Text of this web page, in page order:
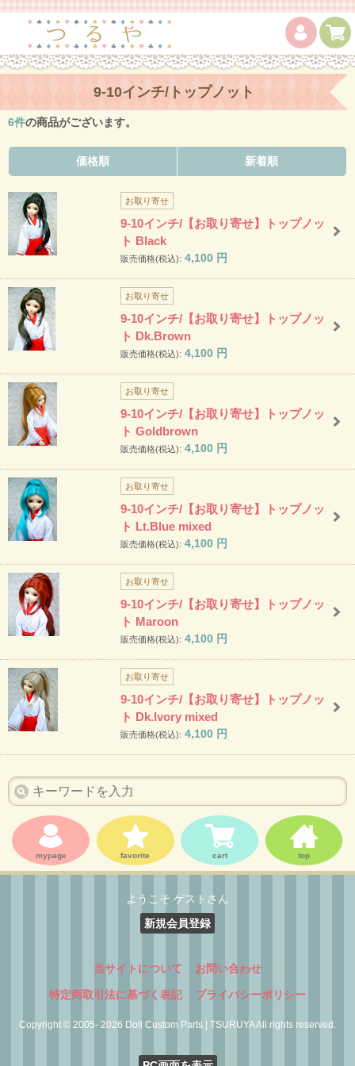
9-10インチ/トップノット
6件の商品がございます。
価格順 新着順
お取り寄せ
9-10インチ/【お取り寄せ】トップノッ
ト Black
販売価格(税込): 4,100 円
お取り寄せ
9-10インチ/【お取り寄せ】トップノッ
ト Dk.Brown
販売価格(税込): 4,100 円
お取り寄せ
9-10インチ/【お取り寄せ】トップノッ
ト Goldbrown
販売価格(税込): 4,100 円
お取り寄せ
9-10インチ/【お取り寄せ】トップノッ
ト Lt.Blue mixed
販売価格(税込): 4,100 円
お取り寄せ
9-10インチ/【お取り寄せ】トップノッ
ト Maroon
販売価格(税込): 4,100 円
お取り寄せ
9-10インチ/【お取り寄せ】トップノッ
ト Dk.Ivory mixed
販売価格(税込): 4,100 円
mypage favorite cart top
ようこそ ゲストさん
新規会員登録
当サイトについて お問い合わせ
特定商取引法に基づく表記 プライバシーポリシー
Copyright © 2005- 2026 Doll Custom Parts | TSURUYA All rights reserved.